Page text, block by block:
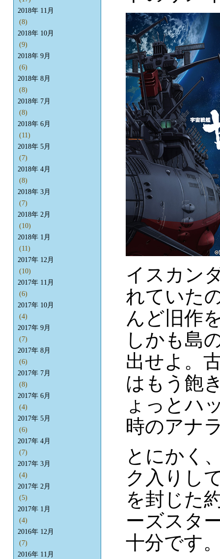
イスカン
れていた
んど旧作
しかも島
出せよ。
はもう飽
ょっとハ
時のアナ
とにかく
ク入りし
を封じた
ーズスタ
十分です
2018年 11月
(8)
2018年 10月
(9)
2018年 9月
(6)
2018年 8月
(8)
2018年 7月
(8)
2018年 6月
(11)
2018年 5月
(7)
2018年 4月
(8)
2018年 3月
(7)
2018年 2月
(10)
2018年 1月
(11)
2017年 12月
(10)
2017年 11月
(6)
2017年 10月
(4)
2017年 9月
(7)
2017年 8月
(6)
2017年 7月
(8)
2017年 6月
(4)
2017年 5月
(6)
2017年 4月
(7)
2017年 3月
(4)
2017年 2月
(5)
2017年 1月
(4)
2016年 12月
(7)
2016年 11月